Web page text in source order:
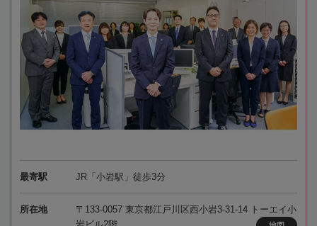
最寄駅 JR「小岩駅」徒歩3分
所在地
〒133-0057 東京都江戸川区西小岩3-31-14 トーエイ小